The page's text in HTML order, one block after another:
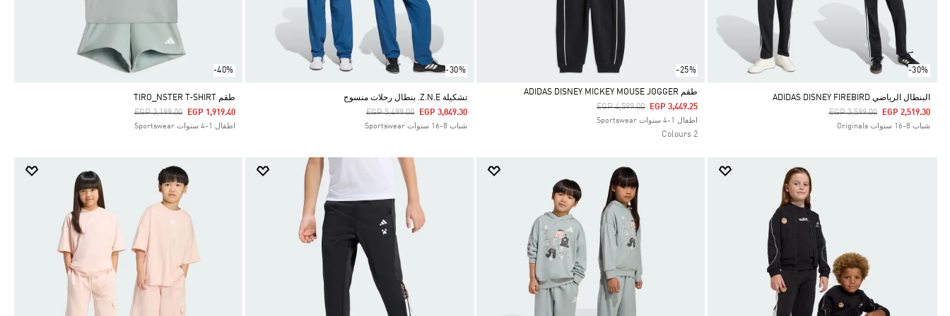
-30%
البنطال الرياضي ADIDAS DISNEY FIREBIRD
Price Reduced From
EGP 3,599.00ToEGP 2,519.30
شباب 8-16 سنوات Originals
-25%
Selected
طقم ADIDAS DISNEY MICKEY MOUSE JOGGER
Price Reduced From
EGP 4,599.00ToEGP 3,449.25
اطفال 1-4 سنوات Sportswear
2 Colours
-30%
تشكيلة Z.N.E. بنطال رحلات منسوج
Price Reduced From
EGP 5,499.00ToEGP 3,849.30
شباب 8-16 سنوات Sportswear
-40%
طقم TIRO_NSTER T-SHIRT
Price Reduced From
EGP 3,199.00ToEGP 1,919.40
اطفال 1-4 سنوات Sportswear